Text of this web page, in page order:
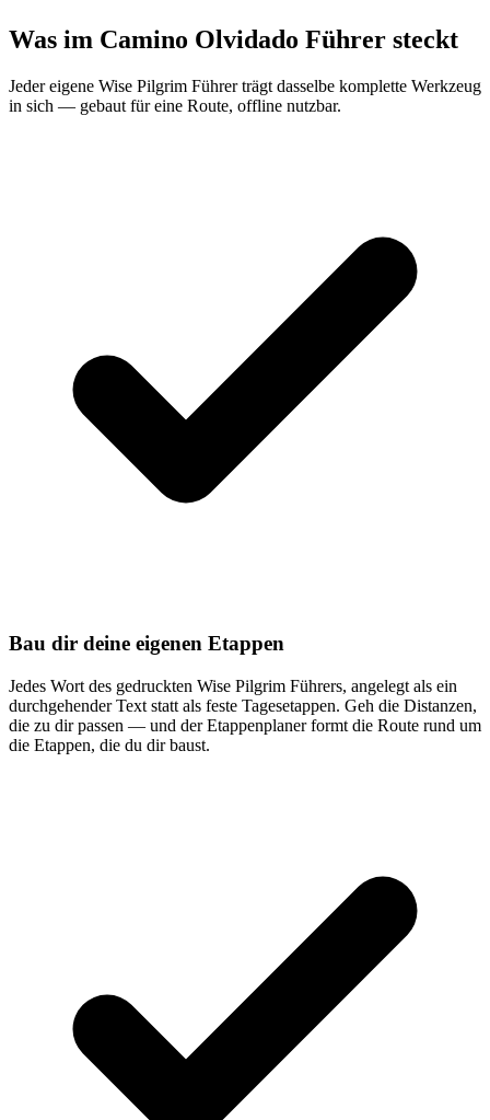
Was im Camino Olvidado Führer steckt
Jeder eigene Wise Pilgrim Führer trägt dasselbe komplette Werkzeug
in sich — gebaut für eine Route, offline nutzbar.
Bau dir deine eigenen Etappen
Jedes Wort des gedruckten Wise Pilgrim Führers, angelegt als ein
durchgehender Text statt als feste Tagesetappen. Geh die Distanzen,
die zu dir passen — und der Etappenplaner formt die Route rund um
die Etappen, die du dir baust.